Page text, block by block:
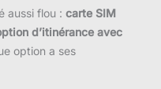
aussi flou : carte SIM
d’itinérance avec
option a ses